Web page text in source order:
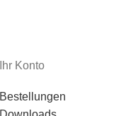
Ihr Konto
Bestellungen